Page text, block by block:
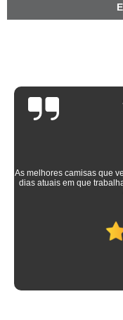
As melhores camisas que
dias atuais em que